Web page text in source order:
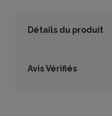
Détails du produit
Avis Vérifiés